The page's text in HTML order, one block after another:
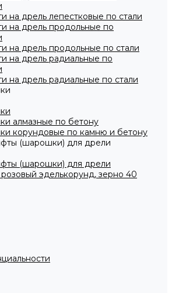
на дрель лепестковые по стали
на дрель продольные по
на дрель продольные по стали
на дрель радиальные по
на дрель радиальные по стали
алмазные по бетону
корундовые по камню и бетону
(шарошки) для дрели
(шарошки) для дрели
эделькорунд, зерно 40